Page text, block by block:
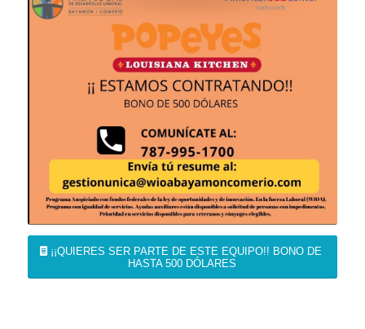
¡¡QUIERES SER PARTE DE ESTE EQUIPO!! BONO DE
HASTA 500 DÓLARES